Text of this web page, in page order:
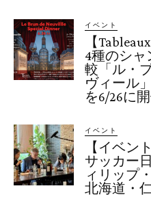
イベント
【
4種のシャ
較「ル・
ヴィール
を6/26に
イベント
【イベン
サッカー
ィリップ
北海道・